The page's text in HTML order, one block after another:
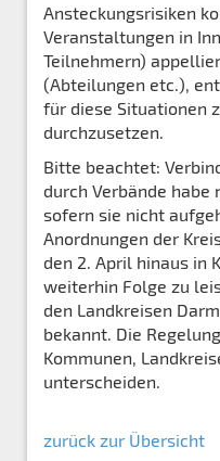
Ansteckungsrisiken
Veranstaltungen in
Teilnehmern)
(Abteilungen etc.),
für diese Situationen
durchzusetzen.
Bitte beachtet:
durch Verbände habe
sofern sie nicht
Anordnungen der
den 2. April hinaus in
weiterhin Folge zu
den Landkreisen
bekannt. Die
Kommunen,
unterscheiden.
zurück zur Übersicht